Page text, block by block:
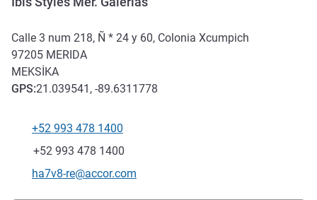
Calle 3 num 218, Ñ * 24 y 60, Colonia Xcumpich
97205 MERIDA
MEKSIKA
GPS:21.039541, -89.6311778
Telefon
+52 993 478 1400
Faks
+52 993 478 1400
İletişim için e-posta
ha7v8-re@accor.com